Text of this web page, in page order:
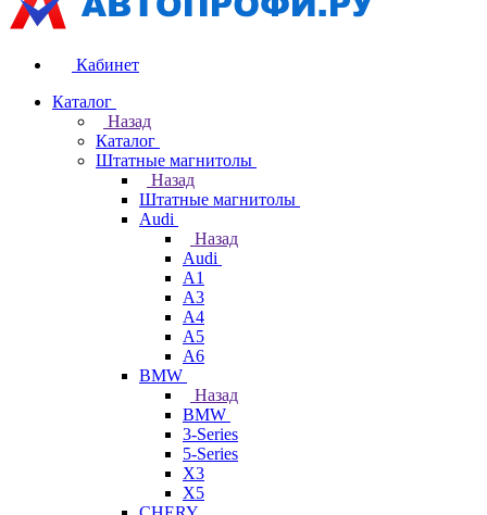
Кабинет
Каталог
Назад
Каталог
Штатные магнитолы
Назад
Штатные магнитолы
Audi
Назад
Audi
A1
A3
A4
A5
A6
BMW
Назад
BMW
3-Series
5-Series
X3
X5